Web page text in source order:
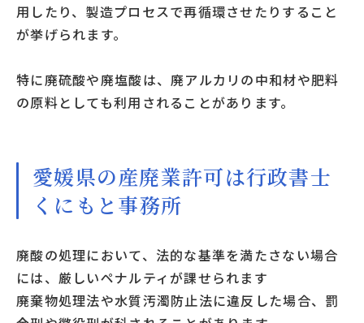
用したり、製造プロセスで再循環させたりすること
が挙げられます。
特に廃硫酸や廃塩酸は、廃アルカリの中和材や肥料
の原料としても利用されることがあります。
愛媛県の産廃業許可は行政書士
くにもと事務所
廃酸の処理において、法的な基準を満たさない場合
には、厳しいペナルティが課せられます
廃棄物処理法や水質汚濁防止法に違反した場合、罰